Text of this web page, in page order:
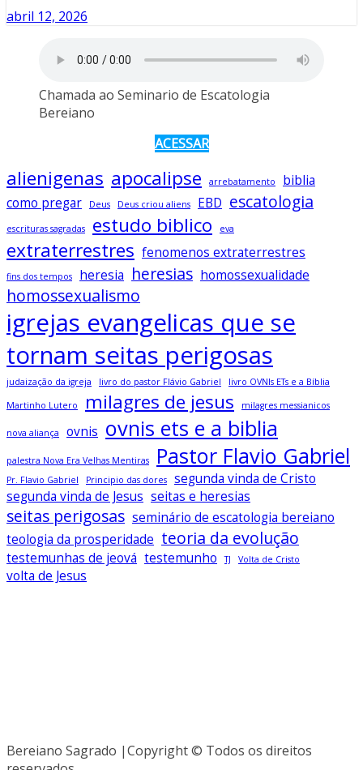
abril 12, 2026
Chamada ao Seminario de Escatologia
Bereiano
ACESSAR
alienigenas apocalipse arrebatamento
biblia
como pregar
Deus Deus criou aliens EBD escatologia
escrituras sagradas estudo biblico eva
extraterrestres fenomenos extraterrestres
fins dos tempos heresia heresias homossexualidade
homossexualismo
igrejas evangelicas que se
tornam seitas perigosas
judaização da igreja livro do pastor Flávio Gabriel livro OVNIs ETs e a Bíblia
Martinho Lutero milagres de jesus milagres messianicos
nova aliança ovnis ovnis ets e a biblia
palestra Nova Era Velhas Mentiras Pastor Flavio Gabriel
Pr. Flavio Gabriel Principio das dores
segunda vinda de Cristo
segunda vinda de Jesus seitas e heresias
seitas perigosas seminário de escatologia bereiano
teologia da prosperidade teoria da evolução
testemunhas de jeová testemunho TJ Volta de Cristo
volta de Jesus
Bereiano Sagrado |Copyright © Todos os direitos